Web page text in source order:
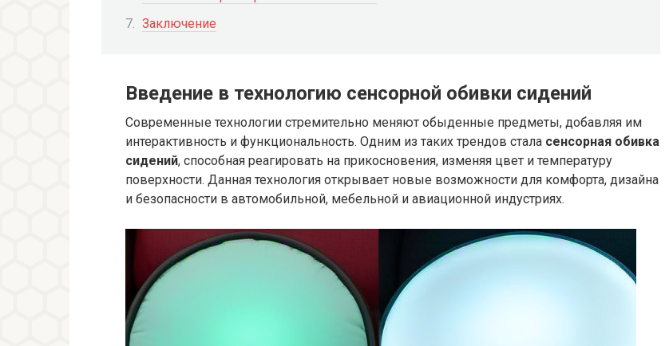
Заключение
Введение в технологию сенсорной обивки сидений
Современные технологии стремительно меняют обыденные предметы, добавляя им
интерактивность и функциональность. Одним из таких трендов стала сенсорная обивка
сидений, способная реагировать на прикосновения, изменяя цвет и температуру
поверхности. Данная технология открывает новые возможности для комфорта, дизайна
и безопасности в автомобильной, мебельной и авиационной индустриях.